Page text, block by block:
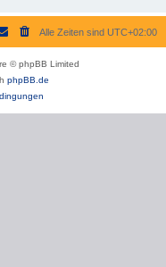
Alle Zeiten sind UTC+02:00
© phpBB Limited
phpBB.de